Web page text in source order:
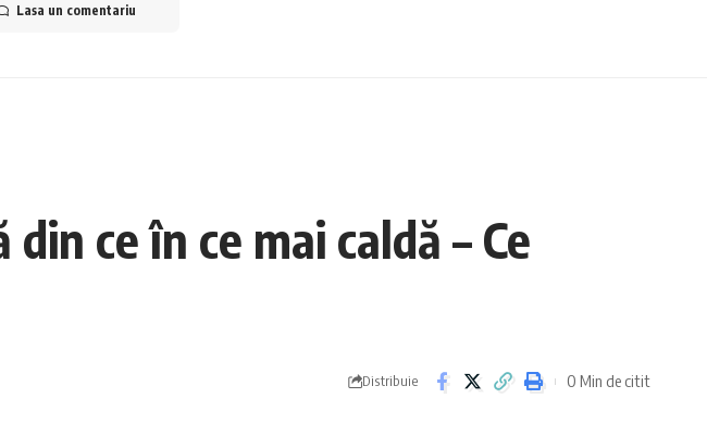
Lasa un comentariu
ce în ce mai caldă – Ce
Distribuie 0 Min de citit